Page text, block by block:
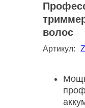
волос
Артикул: